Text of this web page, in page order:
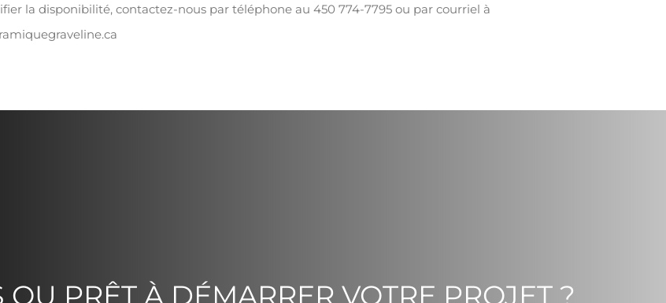
la disponibilité, contactez-nous par téléphone au 450 774-7795 ou par courriel à
PRÊT À DÉMARRER VOTRE PROJET ?